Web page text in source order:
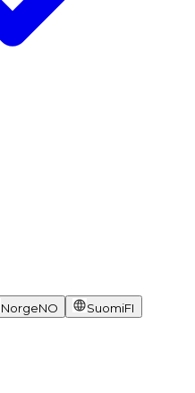
NorgeNO SuomiFI